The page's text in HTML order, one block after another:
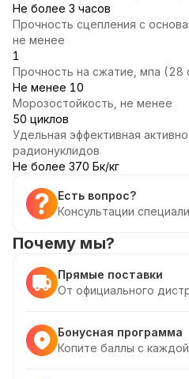
Не более 3 часов
Прочность сцепления с
не менее
1
Прочность на сжатие, мпа (28
Не менее 10
Морозостойкость, не менее
50 циклов
Удельная эффективная
радионуклидов
Не более 370 Бк/кг
Есть вопрос?
Консультации
Почему мы?
Прямые поставки
От официального
Бонусная программа
Копите баллы с каждой